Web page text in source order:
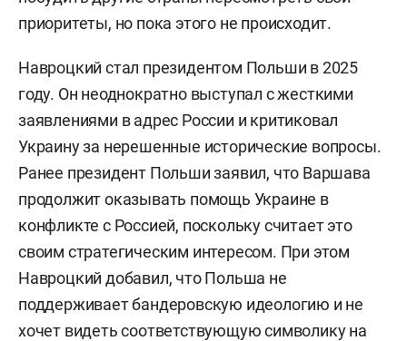
приоритеты, но пока этого не происходит.
Навроцкий стал президентом Польши в 2025
году. Он неоднократно выступал с жесткими
заявлениями в адрес России и критиковал
Украину за нерешенные исторические вопросы.
Ранее президент Польши заявил, что Варшава
продолжит оказывать помощь Украине в
конфликте с Россией, поскольку считает это
своим стратегическим интересом. При этом
Навроцкий добавил, что Польша не
поддерживает бандеровскую идеологию и не
хочет видеть соответствующую символику на